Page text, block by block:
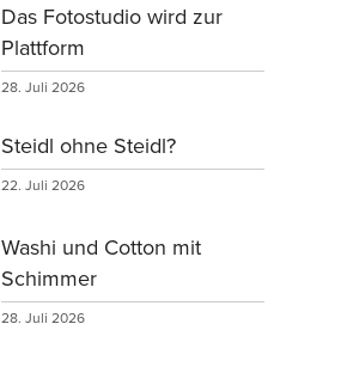
Das Fotostudio wird zur
Plattform
28. Juli 2026
Steidl ohne Steidl?
22. Juli 2026
Washi und Cotton mit
Schimmer
28. Juli 2026